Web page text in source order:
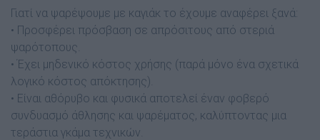
Γιατί να ψαρέψουµε µε καγιάκ το έχουµε αναφέρει ξανά:
• Προσφέρει πρόσβαση σε απρόσιτους από στεριά
ψαρότοπους.
• Έχει µηδενικό κόστος χρήσης (παρά µόνο ένα σχετικά
λογικό κόστος απόκτησης).
• Είναι αθόρυβο και φυσικά αποτελεί έναν φοβερό
συνδυασµό άθλησης και ψαρέµατος, καλύπτοντας µια
τεράστια γκάµα τεχνικών.